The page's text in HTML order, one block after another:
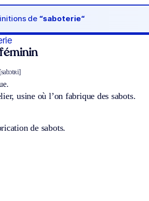
de “saboterie“
[sabɔtʀi]
usine où l’on fabrique des sabots.
de sabots.